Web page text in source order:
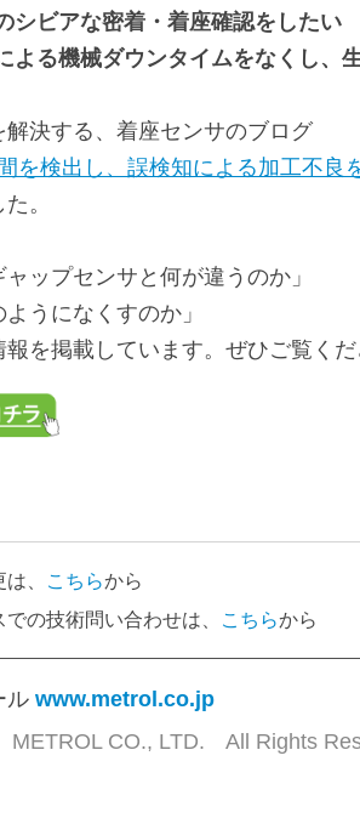
シビアな密着・着座確認をしたい
よる機械ダウンタイムをなくし、
解決する、着座センサのブログ
を検出し、誤検知による加工不良
。
ャップセンサと何が違うのか」
ようになくすのか」
報を掲載しています。ぜひご覧く
、 こちらから
での技術問い合わせは、
こちらから
ル www.metrol.co.jp
CO., LTD. All Rights